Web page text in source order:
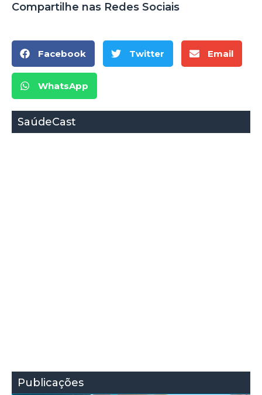
Compartilhe nas Redes Sociais
Facebook Twitter Email
WhatsApp
SaúdeCast
Publicações